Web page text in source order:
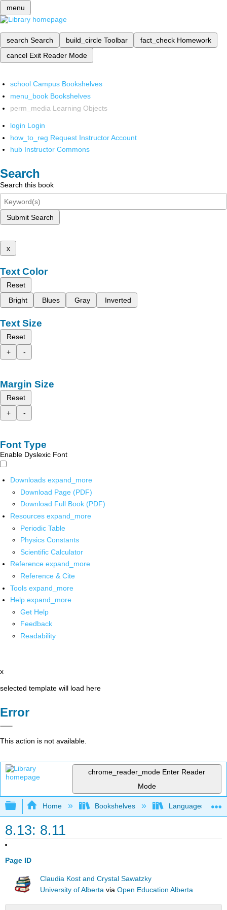
menu
search Search build_circle Toolbar fact_check Homework
cancel Exit Reader Mode
school Campus Bookshelves
menu_book Bookshelves
perm_media Learning Objects
login Login
how_to_reg Request Instructor Account
hub Instructor Commons
Search
Search this book
Submit Search
x
Text Color
Reset
Bright
Blues Gray Inverted
Text Size
Reset
+
-
Margin Size
Reset
+
-
Font Type
Enable Dyslexic Font
Downloads expand_more
Download Page (PDF)
Download Full Book (PDF)
Resources expand_more
Periodic Table
Physics Constants
Scientific Calculator
Reference expand_more
Reference & Cite
Tools expand_more
Help expand_more
Get Help
Feedback
Readability
x
selected template will load here
Error
This action is not available.
chrome_reader_mode Enter Reader
Mode
Expand/collapse global hierarchy
Home Bookshelves Languages
8.13: 8.11
Page ID
Claudia Kost and Crystal Sawatzky
University of Alberta viaOpen Education Alberta